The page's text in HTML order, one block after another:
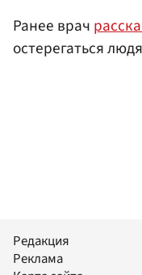
Ранее врач
остерегаться
Редакция
Реклама